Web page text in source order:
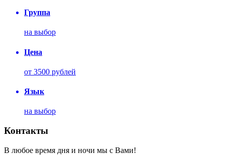
Группа
на выбор
Цена
от 3500 рублей
Язык
на выбор
Контакты
В любое время дня и ночи мы с Вами!